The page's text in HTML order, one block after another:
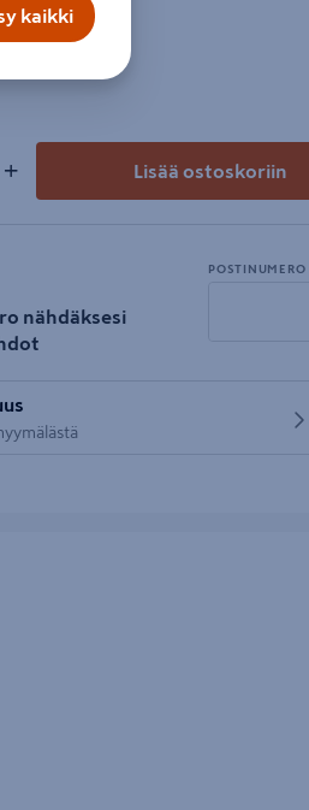
+ Lisää ostoskoriin
nähdäksesi
POSTINUMERO
postinumero
kaikki